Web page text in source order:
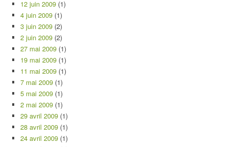
12 juin 2009 (1)
4 juin 2009 (1)
3 juin 2009 (2)
2 juin 2009 (2)
27 mai 2009 (1)
19 mai 2009 (1)
11 mai 2009 (1)
7 mai 2009 (1)
5 mai 2009 (1)
2 mai 2009 (1)
29 avril 2009 (1)
28 avril 2009 (1)
24 avril 2009 (1)